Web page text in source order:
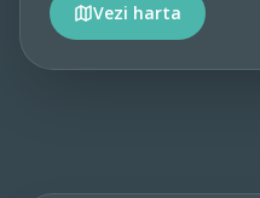
Vezi harta